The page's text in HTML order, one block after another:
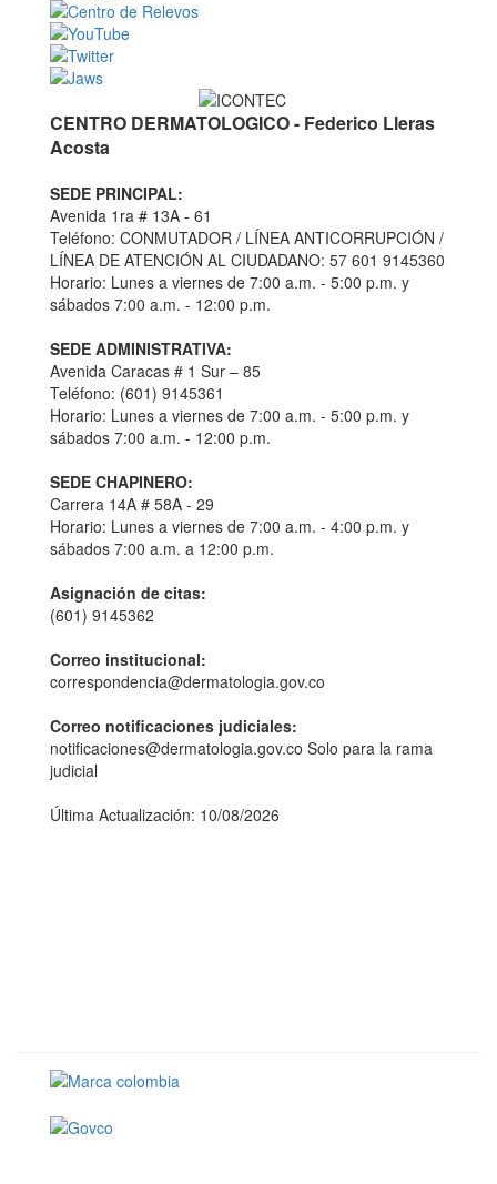
CENTRO DERMATOLOGICO - Federico Lleras
Acosta
SEDE PRINCIPAL:
Avenida 1ra # 13A - 61
Teléfono: CONMUTADOR / LÍNEA ANTICORRUPCIÓN /
LÍNEA DE ATENCIÓN AL CIUDADANO: 57 601 9145360
Horario: Lunes a viernes de 7:00 a.m. - 5:00 p.m. y
sábados 7:00 a.m. - 12:00 p.m.
SEDE ADMINISTRATIVA:
Avenida Caracas # 1 Sur – 85
Teléfono: (601) 9145361
Horario: Lunes a viernes de 7:00 a.m. - 5:00 p.m. y
sábados 7:00 a.m. - 12:00 p.m.
SEDE CHAPINERO:
Carrera 14A # 58A - 29
Horario: Lunes a viernes de 7:00 a.m. - 4:00 p.m. y
sábados 7:00 a.m. a 12:00 p.m.
Asignación de citas:
(601) 9145362
Correo institucional:
correspondencia@dermatologia.gov.co
Correo notificaciones judiciales:
notificaciones@dermatologia.gov.co Solo para la rama
judicial
Última Actualización: 10/08/2026